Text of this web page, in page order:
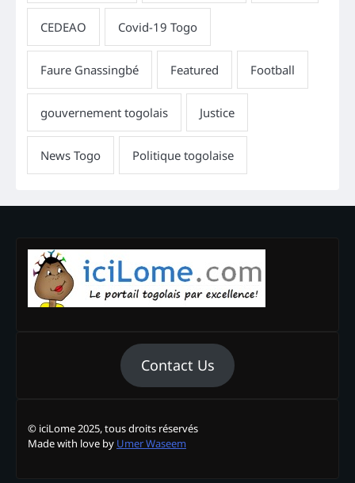
Contact Us
© iciLome 2025, tous droits réservés
Made with love by Umer Waseem